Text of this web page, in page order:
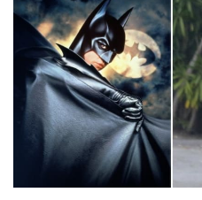
Youtubeři
Virály
Sex a vztahy
Videa
Sledujte prima+